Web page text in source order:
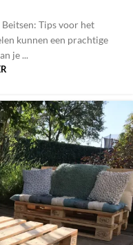
Tips voor het
kunnen een prachtige
je ...